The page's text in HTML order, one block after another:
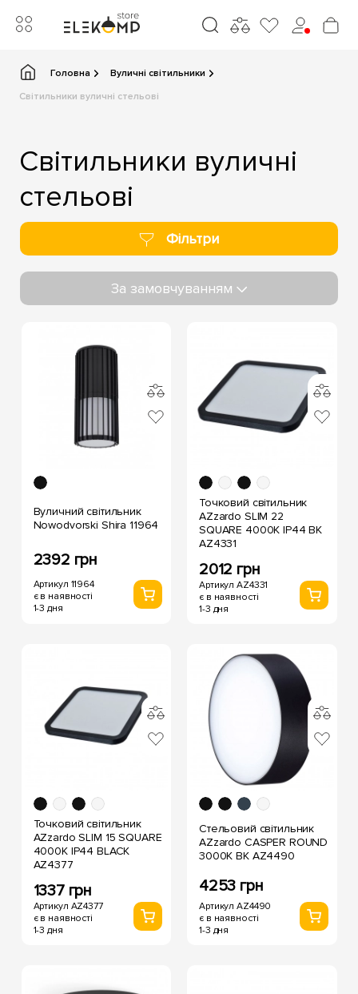
Головна
Вуличні світильники
Світильники вуличні стельові
Світильники вуличні
стельові
Фільтри
За замовчуванням
Вуличний світильник
Nowodvorski Shira 11964
2392 грн
Артикул 11964
є в наявності
1-3 дня
Точковий світильник
AZzardo SLIM 22
SQUARE 4000K IP44 BK
AZ4331
2012 грн
Артикул AZ4331
є в наявності
1-3 дня
Точковий світильник
AZzardo SLIM 15 SQUARE
4000K IP44 BLACK
AZ4377
1337 грн
Артикул AZ4377
є в наявності
1-3 дня
Стельовий світильник
AZzardo CASPER ROUND
3000K BK AZ4490
4253 грн
Артикул AZ4490
є в наявності
1-3 дня